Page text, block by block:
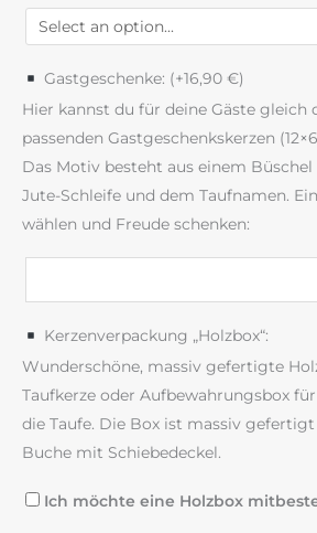
Gastgeschenke: (+16,90 €)
Hier kannst du für deine Gäste gleich
passenden Gastgeschenkskerzen
Das Motiv besteht aus einem
Jute-Schleife und dem Taufnamen.
wählen und Freude schenken:
Kerzenverpackung „Holzbox“:
Wunderschöne, massiv gefertigte
Taufkerze oder Aufbewahrungsbox
die Taufe. Die Box ist massiv
Buche mit Schiebedeckel.
Ich möchte eine Holzbox